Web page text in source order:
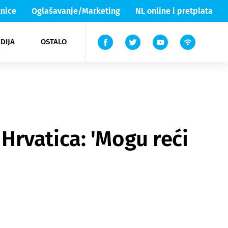
Oglašavanje/Marketing NL online i pretplata
OSTALO
Lika & Senj
TV
'Mogu reći